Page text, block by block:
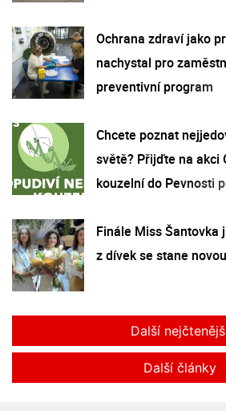
Ochrana zdraví jako
nachystal pro
preventivní program
Chcete poznat
světě? Přijďte na akci
kouzelní do Pevnosti
Finále Miss Šantovka
z dívek se stane
Další
Další články